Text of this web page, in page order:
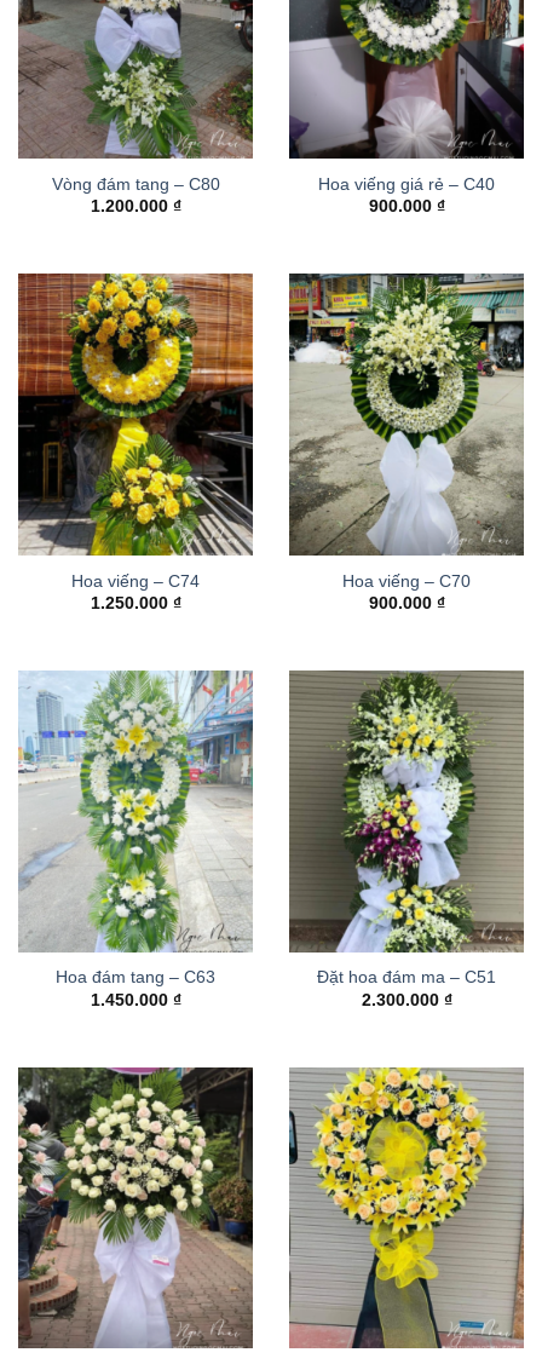
Vòng đám tang – C80
1.200.000 ₫
Hoa viếng giá rẻ – C40
900.000 ₫
Hoa viếng – C74
1.250.000 ₫
Hoa viếng – C70
900.000 ₫
Hoa đám tang – C63
1.450.000 ₫
Đặt hoa đám ma – C51
2.300.000 ₫